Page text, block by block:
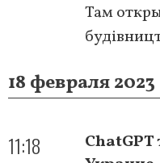
Там
18 февраля 2023
11:18